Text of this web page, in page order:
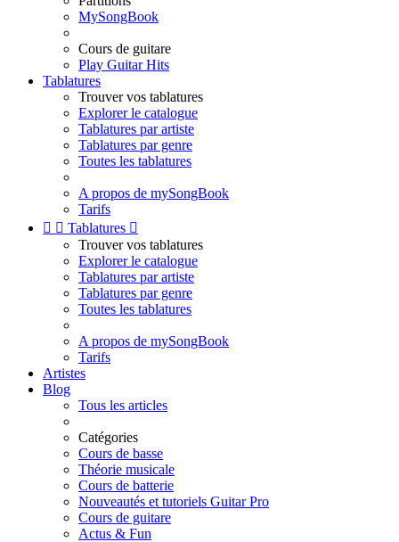
MySongBook
Cours de guitare
Play Guitar Hits
Tablatures
Trouver vos tablatures
Explorer le catalogue
Tablatures par artiste
Tablatures par genre
Toutes les tablatures
A propos de mySongBook
Tarifs
  Tablatures 
Trouver vos tablatures
Explorer le catalogue
Tablatures par artiste
Tablatures par genre
Toutes les tablatures
A propos de mySongBook
Tarifs
Artistes
Blog
Tous les articles
Catégories
Cours de basse
Théorie musicale
Cours de batterie
Nouveautés et tutoriels Guitar Pro
Cours de guitare
Actus & Fun